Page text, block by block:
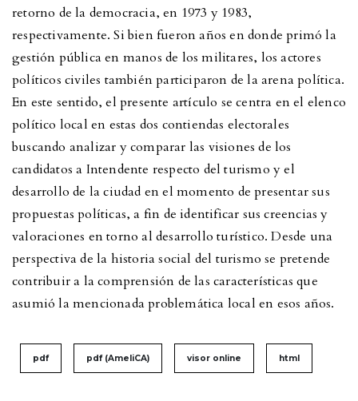
retorno de la democracia, en 1973 y 1983,
respectivamente. Si bien fueron años en donde primó la
gestión pública en manos de los militares, los actores
políticos civiles también participaron de la arena política.
En este sentido, el presente artículo se centra en el elenco
político local en estas dos contiendas electorales
buscando analizar y comparar las visiones de los
candidatos a Intendente respecto del turismo y el
desarrollo de la ciudad en el momento de presentar sus
propuestas políticas, a fin de identificar sus creencias y
valoraciones en torno al desarrollo turístico. Desde una
perspectiva de la historia social del turismo se pretende
contribuir a la comprensión de las características que
asumió la mencionada problemática local en esos años.
pdf pdf (AmeliCA) visor online html